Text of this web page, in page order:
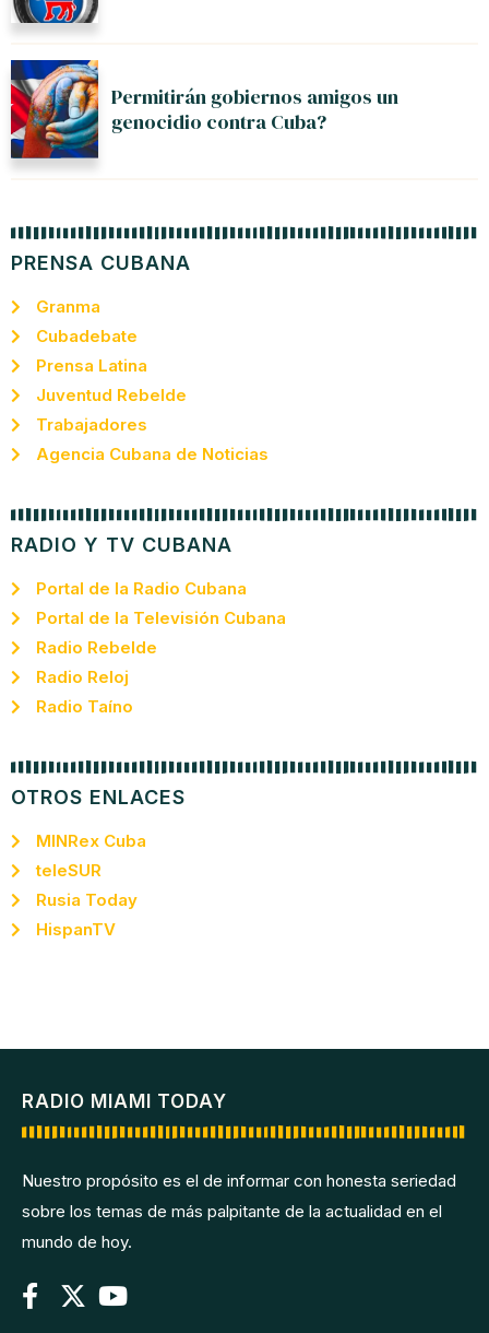
Permitirán gobiernos amigos un
genocidio contra Cuba?
PRENSA CUBANA
Granma
Cubadebate
Prensa Latina
Juventud Rebelde
Trabajadores
Agencia Cubana de Noticias
RADIO Y TV CUBANA
Portal de la Radio Cubana
Portal de la Televisión Cubana
Radio Rebelde
Radio Reloj
Radio Taíno
OTROS ENLACES
MINRex Cuba
teleSUR
Rusia Today
HispanTV
RADIO MIAMI TODAY
Nuestro propósito es el de informar con honesta seriedad
sobre los temas de más palpitante de la actualidad en el
mundo de hoy.